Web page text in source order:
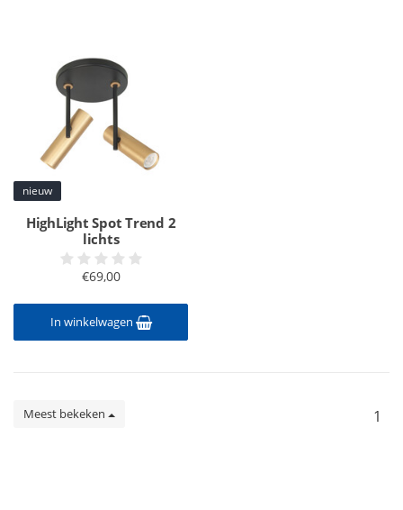
nieuw
HighLight Spot Trend 2
lichts
€69,00
In winkelwagen
Meest bekeken 1